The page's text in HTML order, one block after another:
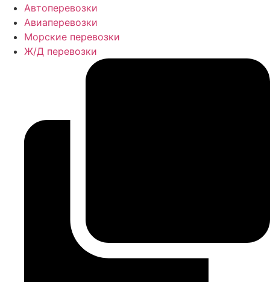
Автоперевозки
Авиаперевозки
Морские перевозки
Ж/Д перевозки